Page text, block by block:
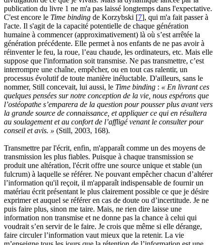
publication du livre 1 ne m'a pas laissé longtemps dans l'expectative.
C'est encore le Time binding de Korzybski [7], qui m'a fait passer à
l'acte. Il s'agit de la capacité potentielle de chaque génération
humaine à commencer (approximativement) là où s’est arrêtée la
génération précédente. Elle permet à nos enfants de ne pas avoir à
réinventer le feu, la roue, l’eau chaude, les ordinateurs, etc. Mais elle
suppose que l'information soit transmise. Ne pas transmettre, c’est
interrompre une chaîne, empêcher, ou en tout cas ralentir, un
processus évolutif de toute manière inéluctable. D'ailleurs, sans le
nommer, Still concevait, lui aussi, le Time binding : « En livrant ces
quelques pensées sur notre conception de la vie, nous espérons que
l’ostéopathe s’emparera de la question pour pousser plus avant vers
la grande source de connaissance, et appliquer ce qui en résultera
au soulagement et au confort de l’affligé venant le consulter pour
conseil et avis. » (Still, 2003, 168).
Transmettre par l'écrit, enfin, m'apparaît comme un des moyens de
transmission les plus fiables. Puisque à chaque transmission se
produit une altération, l'écrit offre une source unique et stable (un
fulcrum) à laquelle se référer. Ne pouvant empêcher chacun d’altérer
l’in­formation qu'il reçoit, il m'apparaît indispensable de fournir un
matériau écrit présentant le plus clairement possible ce que je désire
exprimer et auquel se référer en cas de doute ou d’incertitude. Je ne
puis faire plus, sinon me taire. Mais, ne rien dire laisse une
information non transmise et ne donne pas la chance à celui qui
voudrait s’en servir de le faire. Je crois que même si elle dérange,
faire circuler l’information vaut mieux que la retenir. La vie